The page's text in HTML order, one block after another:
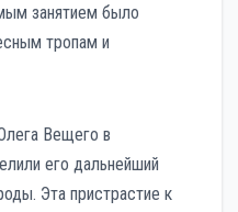
занятием было
тропам и
Вещего в
его дальнейший
Эта пристрастие к